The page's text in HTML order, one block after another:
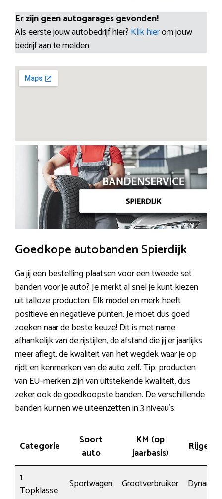
Er zijn geen autogarages gevonden!
Als eerste jouw autobedrijf hier? Klik hierom jouw
bedrijf aan te melden
Goedkope autobanden Spierdijk
Ga jij een bestelling plaatsen voor een tweede set
banden voor je auto? Je merkt al snel je kunt kiezen
uit talloze producten. Elk model en merk heeft
positieve en negatieve punten. Je moet dus goed
zoeken naar de beste keuze! Dit is met name
afhankelijk van de rijstijlen, de afstand die jij er jaarlijks
meer aflegt, de kwaliteit van het wegdek waar je op
rijdt en kenmerken van de auto zelf. Tip: producten
van EU-merken zijn van uitstekende kwaliteit, dus
zeker ook de goedkoopste banden. De verschillende
banden kunnen we uiteenzetten in 3 niveau’s:
Categorie
Soort
auto
KM (op
jaarbasis)
1.
Topklasse
Sportwagen Grootverbruiker